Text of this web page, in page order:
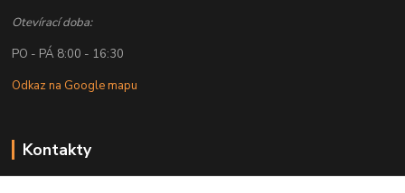
Otevírací doba:
PO - PÁ 8:00 - 16:30
Odkaz na Google mapu
Kontakty